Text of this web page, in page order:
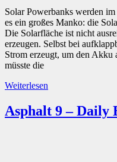
Solar Powerbanks werden
es ein großes Manko: die
Die Solarfläche ist nicht
erzeugen. Selbst bei
Strom erzeugt, um den Akku
müsste die
Weiterlesen
Asphalt 9 – Daily